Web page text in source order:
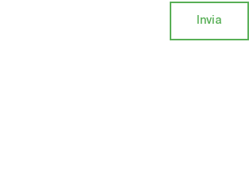
Invia